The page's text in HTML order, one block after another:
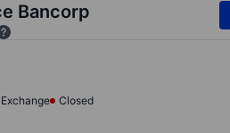
Bancorp
Closed